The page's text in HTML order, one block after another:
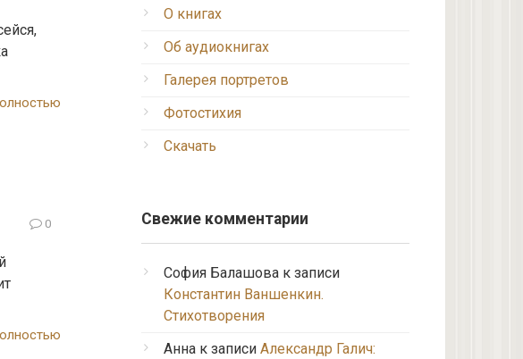
0
О книгах
Об аудиокнигах
Галерея портретов
Фотостихия
Скачать
Свежие комментарии
София Балашова к записи
Константин Ваншенкин.
Стихотворения
Анна к записи Александр Галич: